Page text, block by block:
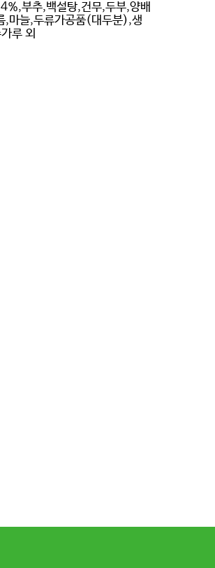
부추,백설탕,건무,두부,양배
마늘,두류가공품(대두분),생
루 외